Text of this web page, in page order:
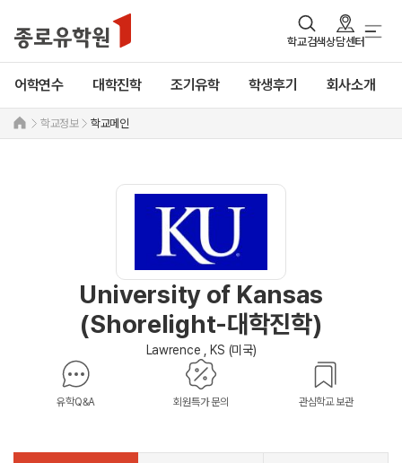
학교검색상담센터
어학연수 대학진학 조기유학 학생후기 회사소개
학교정보 학교메인
University of Kansas
(Shorelight-대학진학)
Lawrence , KS (미국)
유학Q&A 회원특가 문의 관심학교 보관